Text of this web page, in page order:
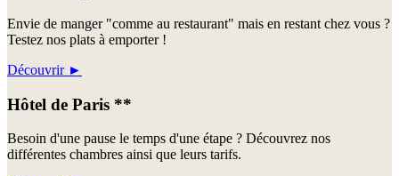
Envie de manger "comme au restaurant" mais en restant chez vous ?
Testez nos plats à emporter !
Découvrir►
Hôtel de Paris **
Besoin d'une pause le temps d'une étape ? Découvrez nos
différentes chambres ainsi que leurs tarifs.